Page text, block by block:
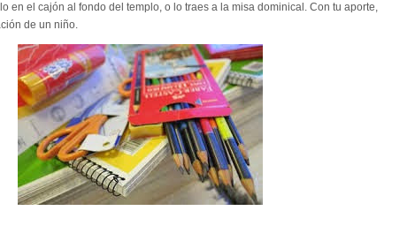
en el cajón al fondo del templo, o lo traes a la misa dominical. Con tu aporte,
de un niño.